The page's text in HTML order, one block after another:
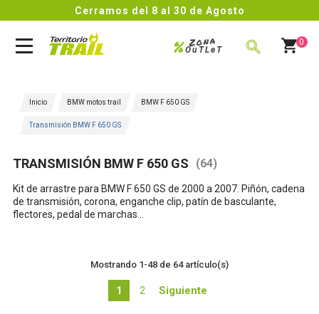
Cerramos del 8 al 30 de Agosto
Zona
%OuTLeT
0
Inicio BMW motos trail BMW F 650 GS
Transmisión BMW F 650 GS
TRANSMISIÓN BMW F 650 GS (64)
Kit de arrastre para BMW F 650 GS de 2000 a 2007 . Piñón, cadena
de transmisión, corona, enganche clip, patín de basculante,
flectores, pedal de marchas...
Mostrando 1-48 de 64 artículo(s)
1 2 Siguiente